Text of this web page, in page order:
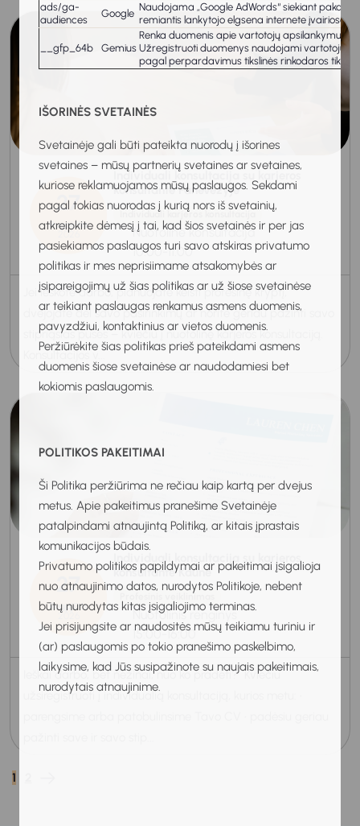
ads/ga-
audiences
Google
Naudojama „Google AdWords“ siekiant
remiantis lankytojo elgsena internete įvairiose
__gfp_64b Gemius
Renka duomenis apie vartotojų apsilankymus
Užregistruoti duomenys naudojami vartotojų
pagal perpardavimus tikslinės rinkodaros
IŠORINĖS SVETAINĖS
Svetainėje gali būti pateikta nuorodų į išorines
svetaines – mūsų partnerių svetaines ar svetaines,
kuriose reklamuojamos mūsų paslaugos. Sekdami
pagal tokias nuorodas į kurią nors iš svetainių,
atkreipkite dėmesį į tai, kad šios svetainės ir per jas
pasiekiamos paslaugos turi savo atskiras privatumo
politikas ir mes neprisiimame atsakomybės ar
įsipareigojimų už šias politikas ar už šiose svetainėse
ar teikiant paslaugas renkamus asmens duomenis,
pavyzdžiui, kontaktinius ar vietos duomenis.
Peržiūrėkite šias politikas prieš pateikdami asmens
duomenis šiose svetainėse ar naudodamiesi bet
kokiomis paslaugomis.
POLITIKOS PAKEITIMAI
Ši Politika peržiūrima ne rečiau kaip kartą per dvejus
metus. Apie pakeitimus pranešime Svetainėje
patalpindami atnaujintą Politiką, ar kitais įprastais
komunikacijos būdais.
Privatumo politikos papildymai ar pakeitimai įsigalioja
nuo atnaujinimo datos, nurodytos Politikoje, nebent
būtų nurodytas kitas įsigaliojimo terminas.
Jei prisijungsite ar naudositės mūsų teikiamu turiniu ir
(ar) paslaugomis po tokio pranešimo paskelbimo,
laikysime, kad Jūs susipažinote su naujais pakeitimais,
nurodytais atnaujinime.
27
Rugpjūtis
2026
Individuali konsultacija su karjeros
konsultante Panevėžyje
Individuali karjeros konsultacija
Nuotolinė konsultacija
10:00-11:00
Jei ieškote darbo, planuojate keisti profesinę kryptį,
dvejojate dėl savo pasirinkimų ar norite geriau pažinti savo
stipriąsias puses – kviečiu į nuotolinę karjeros konsultaciją.
Konsultacijos v...
27
Rugpjūtis
2026
Individuali konsultacija su karjeros
konsultante Kaune
Profesinis veiklinimas
Nuotolinis renginys
15:00-16:00
Ieškai darbo, bet nežinai, nuo ko pradėti? Kviečiu
užsiregistruoti į individualią konsultaciją, kurios metu: •
1